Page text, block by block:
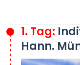
1. Tag:
Hann.